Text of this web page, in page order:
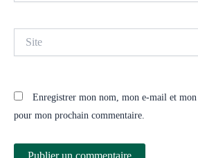
Enregistrer mon nom, mon e-mail et
pour mon prochain commentaire.